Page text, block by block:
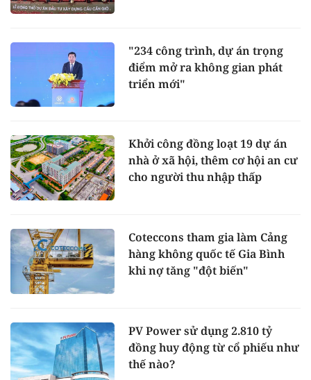
"234 công trình, dự án trọng
điểm mở ra không gian phát
triển mới"
Khởi công đồng loạt 19 dự án
nhà ở xã hội, thêm cơ hội an cư
cho người thu nhập thấp
Coteccons tham gia làm Cảng
hàng không quốc tế Gia Bình
khi nợ tăng "đột biến"
PV Power sử dụng 2.810 tỷ
đồng huy động từ cổ phiếu như
thế nào?